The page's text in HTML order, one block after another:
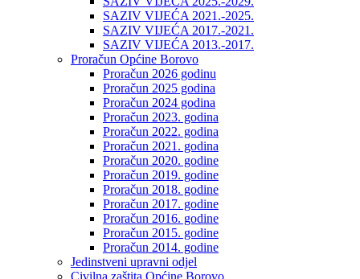
SAZIV VIJEĆA 2021.-2025.
SAZIV VIJEĆA 2017.-2021.
SAZIV VIJEĆA 2013.-2017.
Proračun Općine Borovo
Proračun 2026 godinu
Proračun 2025 godina
Proračun 2024 godina
Proračun 2023. godina
Proračun 2022. godina
Proračun 2021. godina
Proračun 2020. godine
Proračun 2019. godine
Proračun 2018. godine
Proračun 2017. godine
Proračun 2016. godine
Proračun 2015. godine
Proračun 2014. godine
Jedinstveni upravni odjel
Civilna zaštita Općine Borovo